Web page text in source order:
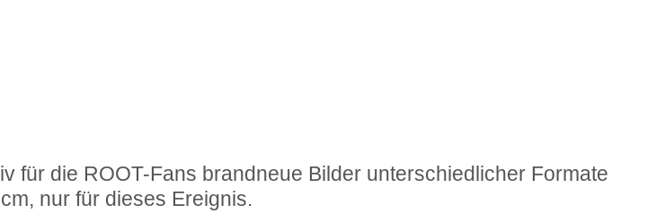
für die ROOT-Fans brandneue Bilder unterschiedlicher Formate
nur für dieses Ereignis.